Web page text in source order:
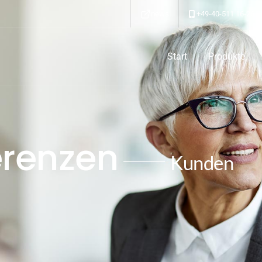
+49-40-511 16-26
Start Produkte
Kunden